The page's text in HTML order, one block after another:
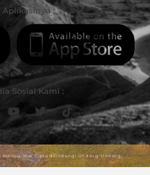
Aplikasinya :
Sosial Kami :
Hak Cipta dilindungi Undang-Undang.